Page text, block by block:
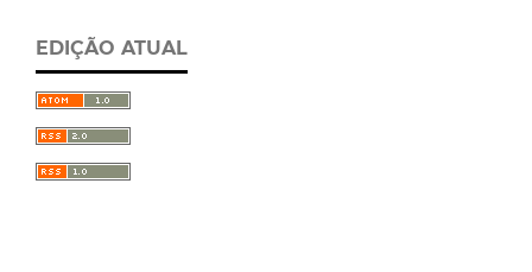
EDIÇÃO ATUAL